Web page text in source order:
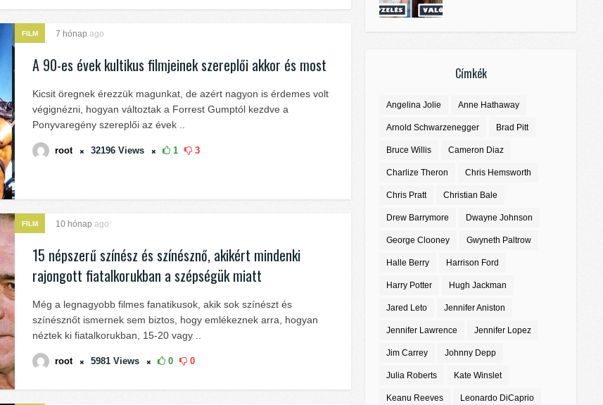
FILM 7 hónap ago
A 90-es évek kultikus filmjeinek szereplői akkor és most
Kicsit öregnek érezzük magunkat, de azért nagyon is érdemes volt
végignézni, hogyan változtak a Forrest Gumptól kezdve a
Ponyvaregény szereplői az évek ..
root 32196 Views 1 3
FILM 10 hónap ago
15 népszerű színész és színésznő, akikért mindenki
rajongott fiatalkorukban a szépségük miatt
Még a legnagyobb filmes fanatikusok, akik sok színészt és
színésznőt ismernek sem biztos, hogy emlékeznek arra, hogyan
néztek ki fiatalkorukban, 15-20 vagy ..
root 5981 Views 0 0
Címkék
Angelina Jolie Anne Hathaway
Arnold Schwarzenegger Brad Pitt
Bruce Willis Cameron Diaz
Charlize Theron Chris Hemsworth
Chris Pratt Christian Bale
Drew Barrymore Dwayne Johnson
George Clooney Gwyneth Paltrow
Halle Berry Harrison Ford
Harry Potter Hugh Jackman
Jared Leto Jennifer Aniston
Jennifer Lawrence Jennifer Lopez
Jim Carrey Johnny Depp
Julia Roberts Kate Winslet
Keanu Reeves Leonardo DiCaprio